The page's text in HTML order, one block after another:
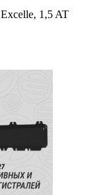
1,5 AT